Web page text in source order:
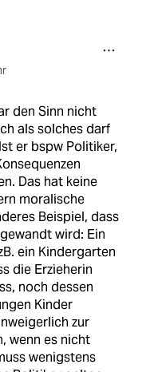
den Sinn nicht
als solches darf
er bspw Politiker,
Das hat keine
moralische
Beispiel, dass
wird: Ein
ein Kindergarten
die Erzieherin
noch dessen
Kinder
zur
wenn es nicht
wenigstens